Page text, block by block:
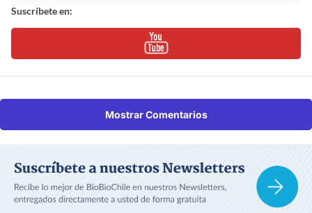
Suscríbete en:
Mostrar Comentarios